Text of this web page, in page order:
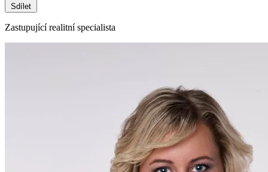
Sdílet
Zastupující realitní specialista